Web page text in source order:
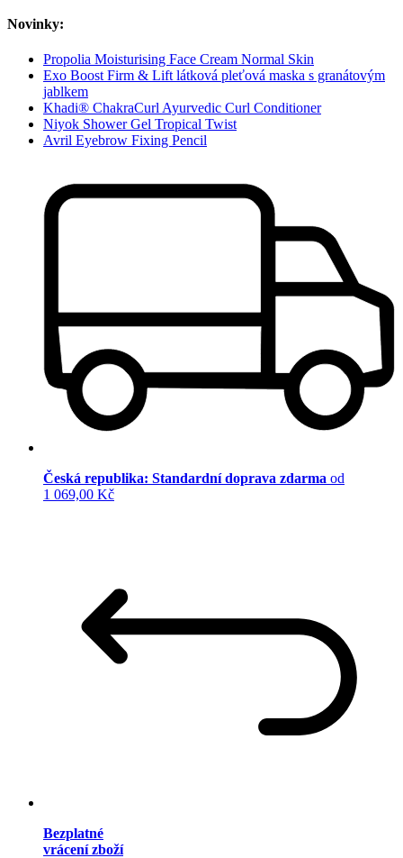
Novinky:
Propolia Moisturising Face Cream Normal Skin
Exo Boost Firm & Lift látková pleťová maska s granátovým
jablkem
Khadi® ChakraCurl Ayurvedic Curl Conditioner
Niyok Shower Gel Tropical Twist
Avril Eyebrow Fixing Pencil
Česká republika: Standardní doprava zdarma od
1 069,00 Kč
Bezplatné
vrácení zboží